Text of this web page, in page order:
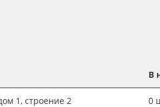
В
1, строение 2 0